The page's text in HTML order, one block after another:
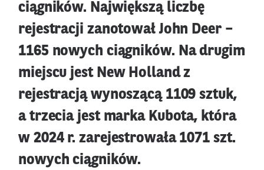
ciągników. Największą liczbę
rejestracji zanotował John Deer –
1165 nowych ciągników. Na drugim
miejscu jest New Holland z
rejestracją wynoszącą 1109 sztuk,
a trzecia jest marka Kubota, która
w 2024 r. zarejestrowała 1071 szt.
nowych ciągników.